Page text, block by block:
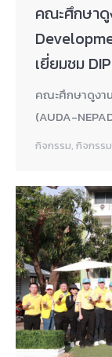
คณะศึกษา
เยี่ยมชม
คณะศึกษาดูงา
(AUDA-
กิจกรรม, กิจกรร